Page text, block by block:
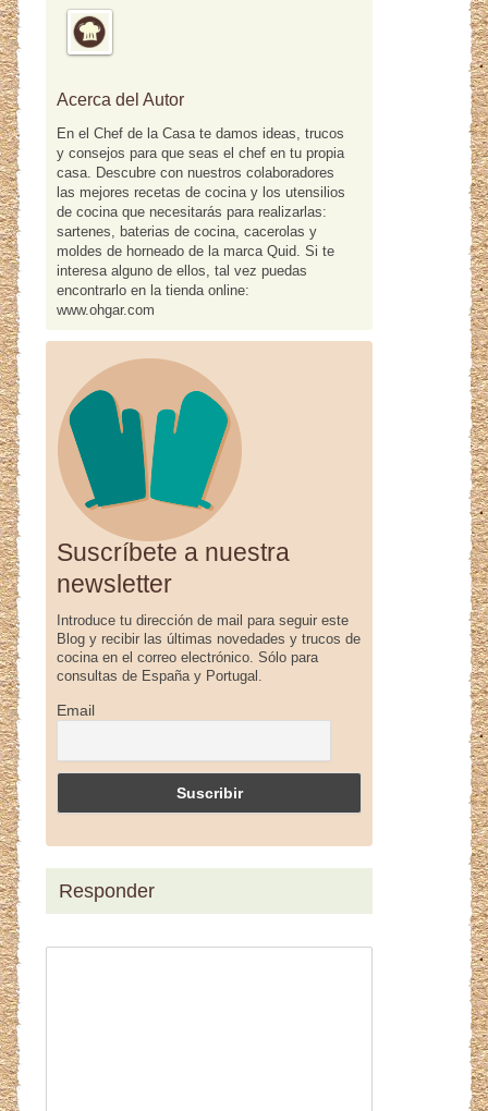
Acerca del Autor
En el Chef de la Casa te damos ideas, trucos
y consejos para que seas el chef en tu propia
casa. Descubre con nuestros colaboradores
las mejores recetas de cocina y los utensilios
de cocina que necesitarás para realizarlas:
sartenes, baterias de cocina, cacerolas y
moldes de horneado de la marca Quid. Si te
interesa alguno de ellos, tal vez puedas
encontrarlo en la tienda online:
www.ohgar.com
Suscríbete a nuestra
newsletter
Introduce tu dirección de mail para seguir este
Blog y recibir las últimas novedades y trucos de
cocina en el correo electrónico. Sólo para
consultas de España y Portugal.
Email
Responder